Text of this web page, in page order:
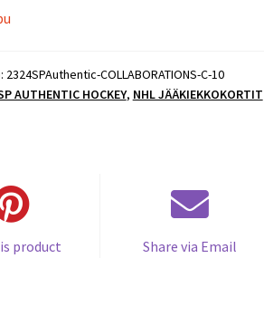
2324SPAuthentic-COLLABORATIONS-C-10
AUTHENTIC HOCKEY, NHL JÄÄKIEKKOKORTIT
product Share via Email